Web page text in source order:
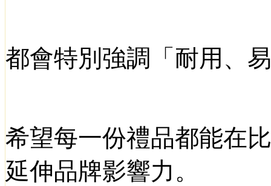
都會特別強調「耐用、
希望每一份禮品都能在
延伸品牌影響力。